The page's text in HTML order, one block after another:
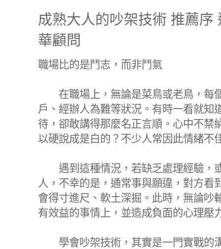
成熟大人的吵架技術 推薦
華顧問
職場比的是鬥志，而非鬥氣
在職場上，無論是菜鳥或老鳥，每
戶、經辦人為難等狀況。有時一看就知
待，卻敢講得那麼名正言順。心中不禁
以硬說成是白的？不少人常因此情緒不
遇到這種情況，若缺乏處理經驗，
人，不幸的是，通常事與願違，對方
會得寸進尺、軟土深掘。此時，無論吵
有效益的事情上，並造成負面的心理壓
學會吵架技術，其實是一門實戰的